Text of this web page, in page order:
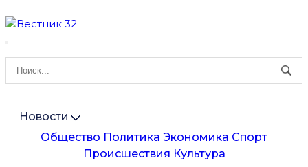
Новости
Общество Политика Экономика Спорт
Происшествия Культура